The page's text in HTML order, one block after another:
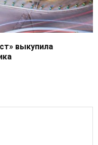
выкупила